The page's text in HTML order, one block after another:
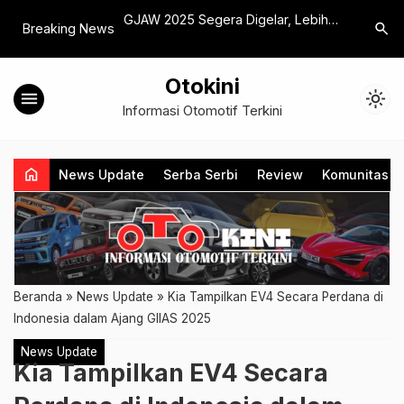
Breaking News
Hadir di
GJAW 2025 Segera Digelar, Lebih
MForce
Bergaya
search
menu Otokini
Informasi Otomotif Terkini light_mode
home News Update Serba Serbi Review Komunitas
Beranda » News Update » Kia Tampilkan EV4 Secara Perdana di
Indonesia dalam Ajang GIIAS 2025
News Update
Kia Tampilkan EV4 Secara